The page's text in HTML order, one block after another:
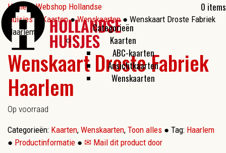
0 items
Categorieën
Kaarten
ABC-kaarten
Ansichtkaarten
Wenskaarten
Home●Webshop Hollandse
Huisjes● Kaarten●Wenskaarten● Wenskaart Droste Fabriek
Haarlem
Wenskaart Droste Fabriek
Haarlem
Op voorraad
Categorieën: Kaarten, Wenskaarten, Toon alles ● Tag: Haarlem
● Productinformatie ● ✉ Mail dit product door